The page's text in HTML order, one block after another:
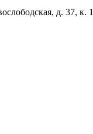
д. 37, к.